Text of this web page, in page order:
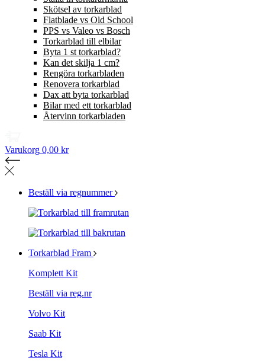
Skötsel av torkarblad
Flatblade vs Old School
PPS vs Valeo vs Bosch
Torkarblad till elbilar
Byta 1 st torkarblad?
Kan det skilja 1 cm?
Rengöra torkarbladen
Renovera torkarblad
Dax att byta torkarblad
Bilar med ett torkarblad
Återvinn torkarbladen
Varukorg 0,00 kr
Beställ via regnummer
Torkarblad Fram
Komplett Kit
Beställ via reg.nr
Volvo Kit
Saab Kit
Tesla Kit